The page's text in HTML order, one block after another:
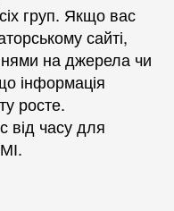
груп. Якщо вас
сайті,
на джерела чи
інформація
росте.
від часу для